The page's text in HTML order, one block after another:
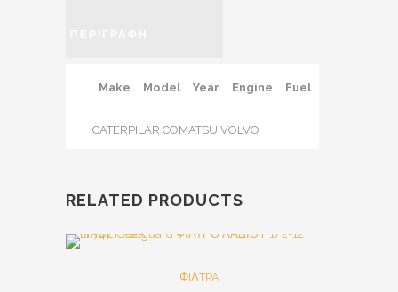
Make Model Year Engine Fuel
CATERPILAR COMATSU VOLVO
RELATED PRODUCTS
ΦIΛTPA